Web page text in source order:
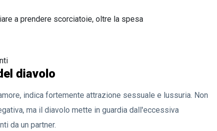
a prendere scorciatoie, oltre la spesa
diavolo
indica fortemente attrazione sessuale e lussuria. Non
ma il diavolo mette in guardia dall'eccessiva
da un partner.